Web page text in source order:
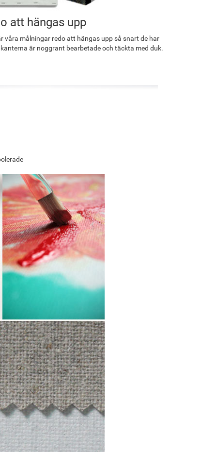
att hängas upp
våra målningar redo att hängas upp så snart de har
är noggrant bearbetade och täckta med duk.